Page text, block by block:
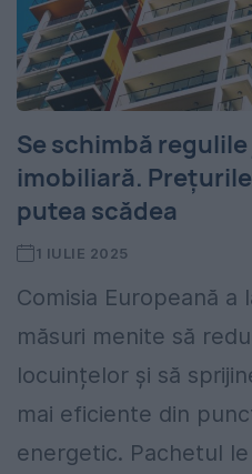
Se schimbă
imobiliară.
putea scădea
1 IULIE 2025
Comisia Europeană a
măsuri menite să
locuințelor și să
mai eficiente din
energetic. Pachetul